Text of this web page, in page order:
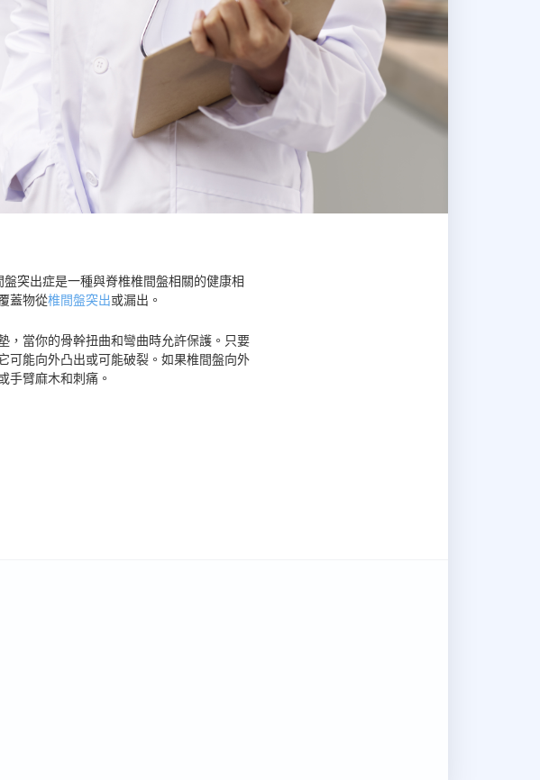
突出症是一種與脊椎椎間盤相關的健康相
蓋物從椎間盤突出或漏出。
，當你的骨幹扭曲和彎曲時允許保護。只要
可能向外凸出或可能破裂。如果椎間盤向外
手臂麻木和刺痛。